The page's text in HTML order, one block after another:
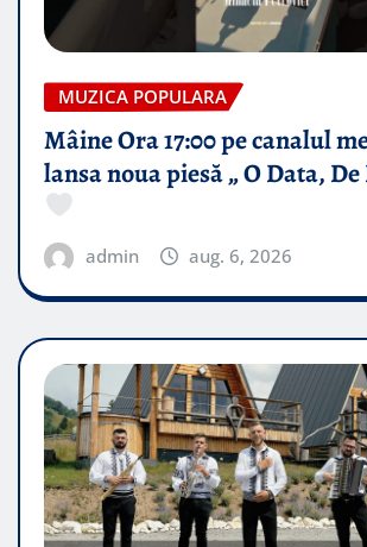
MUZICA POPULARA
Mâine Ora 17:00 pe canalul
lansa noua piesă „ O Data,
admin aug. 6, 2026